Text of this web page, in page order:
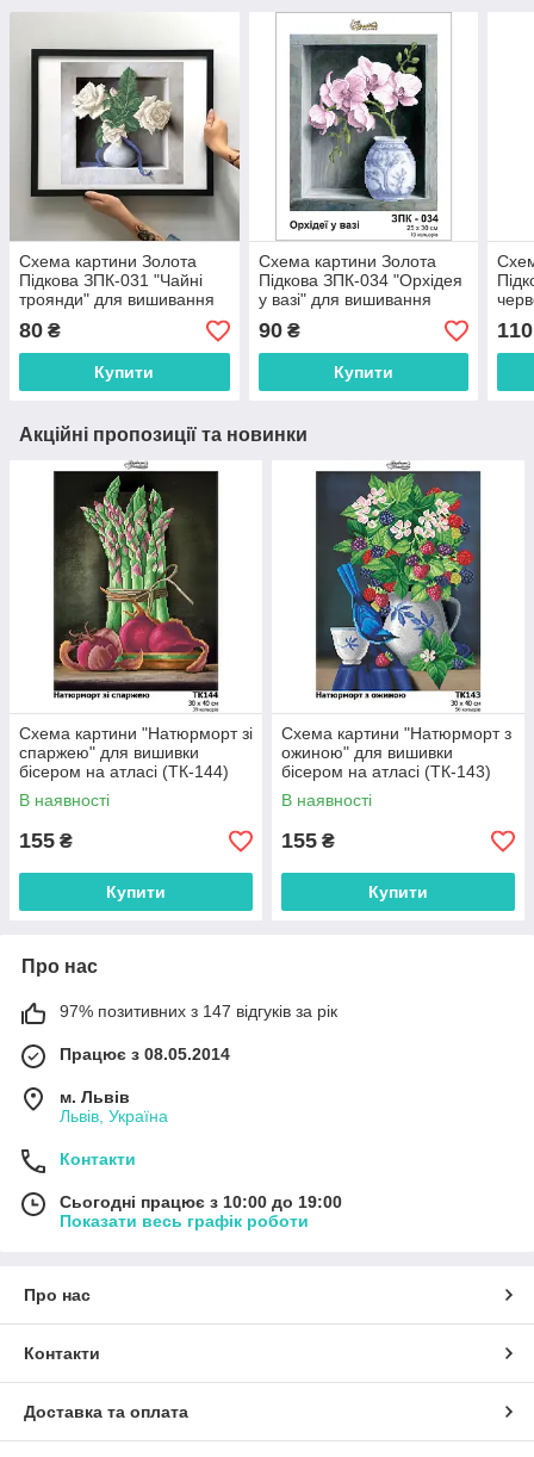
Схема картини Золота
Підкова ЗПК-031 "Чайні
троянди" для вишивання
бісером на шовку
80 ₴
Купити
Схема картини Золота
Підкова ЗПК-034 "Орхідея
у вазі" для вишивання
бісером на шовку
90₴
Купити
110
Акційні пропозиції та новинки
Схема картини "Натюрморт зі
спаржею" для вишивки
бісером на атласі (ТК-144)
В наявності
155 ₴
Купити
Схема картини "Натюрморт з
ожиною" для вишивки
бісером на атласі (ТК-143)
В наявності
155 ₴
Купити
Про нас
97% позитивних з 147 відгуків за рік
Працює з 08.05.2014
м. Львів
Львів, Україна
Контакти
Сьогодні працює з 10:00 до 19:00
Показати весь графік роботи
Про нас
Контакти
Доставка та оплата